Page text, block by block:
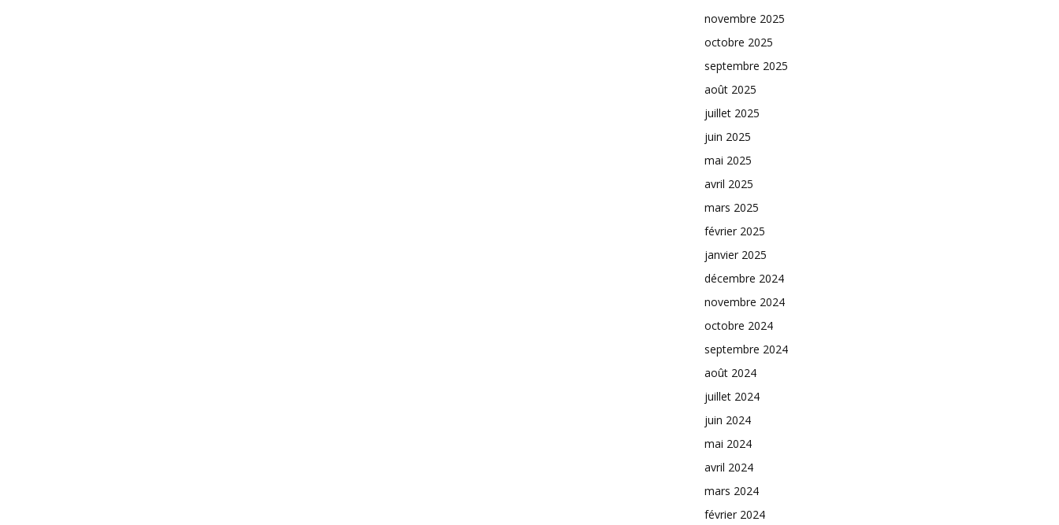
novembre 2025
octobre 2025
septembre 2025
août 2025
juillet 2025
juin 2025
mai 2025
avril 2025
mars 2025
février 2025
janvier 2025
décembre 2024
novembre 2024
octobre 2024
septembre 2024
août 2024
juillet 2024
juin 2024
mai 2024
avril 2024
mars 2024
février 2024